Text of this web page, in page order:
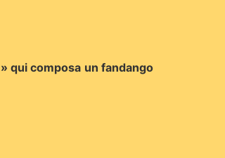
qui composa un fandango